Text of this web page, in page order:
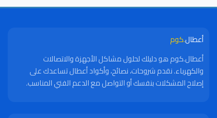
أعطال.كوم
أعطال.كوم هو دليلك لحلول مشاكل الأجهزة والاتصالات
والكهرباء. نقدم شروحات، نصائح، وأكواد أعطال تساعدك على
إصلاح المشكلات بنفسك أو التواصل مع الدعم الفني المناسب.